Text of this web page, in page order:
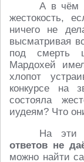
А в чём
жестокость,
ничего не
высматривая
под смерть
Мардохей
хлопот
конкурсе на
состояла
иудеям? Что
На эти
ответов не
можно найти